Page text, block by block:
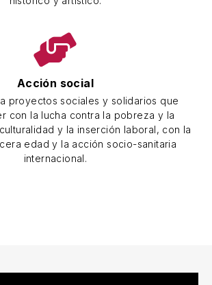
Acción social
proyectos sociales y solidarios que
con la lucha contra la pobreza y la
y la inserción laboral, con la
edad y la acción socio-sanitaria
internacional.